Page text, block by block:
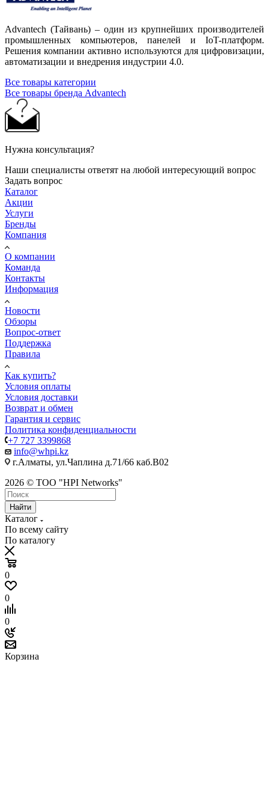
Advantech (Тайвань) – один из крупнейших производителей
промышленных компьютеров, панелей и IoT-платформ.
Решения компании активно используются для цифровизации,
автоматизации и внедрения индустрии 4.0.
Все товары категории
Все товары бренда Advantech
Нужна консультация?
Наши специалисты ответят на любой интересующий вопрос
Задать вопрос
Каталог
Акции
Услуги
Бренды
Компания
О компании
Команда
Контакты
Информация
Новости
Обзоры
Вопрос-ответ
Поддержка
Правила
Как купить?
Условия оплаты
Условия доставки
Возврат и обмен
Гарантия и сервис
Политика конфиденциальности
+7 727 3399868
info@whpi.kz
г.Алматы, ул.Чаплина д.71/66 каб.B02
2026 © ТОО "HPI Networks"
Найти
Каталог
По всему сайту
По каталогу
0
0
0
Корзина